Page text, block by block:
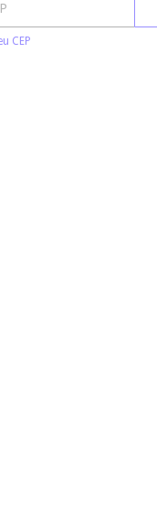
CEP